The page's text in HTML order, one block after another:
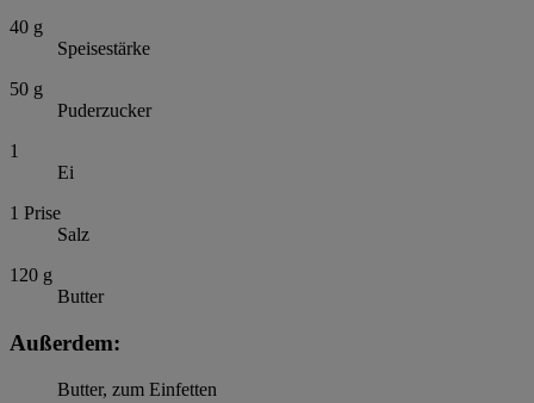
40 g
Speisestärke
50 g
Puderzucker
1
Ei
1 Prise
Salz
120 g
Butter
Außerdem:
Butter, zum Einfetten